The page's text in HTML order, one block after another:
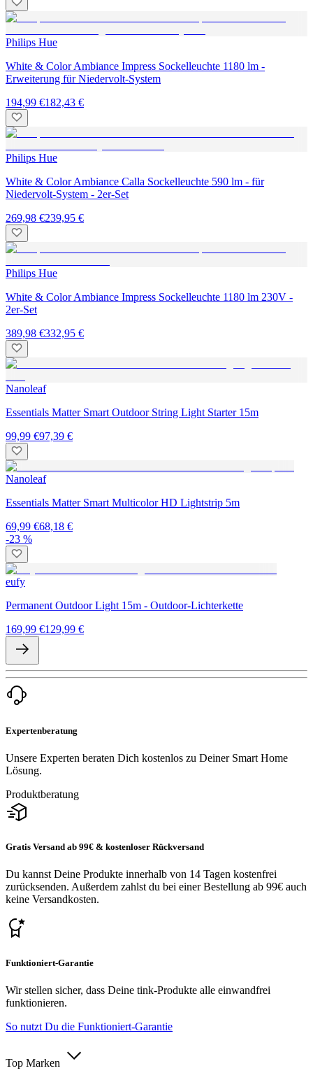
Philips Hue
White & Color Ambiance Impress Sockelleuchte 1180 lm -
Erweiterung für Niedervolt-System
194,99 €182,43 €
Philips Hue
White & Color Ambiance Calla Sockelleuchte 590 lm - für
Niedervolt-System - 2er-Set
269,98 €239,95 €
Philips Hue
White & Color Ambiance Impress Sockelleuchte 1180 lm 230V -
2er-Set
389,98 €332,95 €
Nanoleaf
Essentials Matter Smart Outdoor String Light Starter 15m
99,99 €97,39 €
Nanoleaf
Essentials Matter Smart Multicolor HD Lightstrip 5m
69,99 €68,18 €
-23 %
eufy
Permanent Outdoor Light 15m - Outdoor-Lichterkette
169,99 €129,99 €
Expertenberatung
Unsere Experten beraten Dich kostenlos zu Deiner Smart Home
Lösung.
Produktberatung
Gratis Versand ab 99€ & kostenloser Rückversand
Du kannst Deine Produkte innerhalb von 14 Tagen kostenfrei
zurücksenden. Außerdem zahlst du bei einer Bestellung ab 99€ auch
keine Versandkosten.
Funktioniert-Garantie
Wir stellen sicher, dass Deine tink-Produkte alle einwandfrei
funktionieren.
So nutzt Du die Funktioniert-Garantie
Top Marken